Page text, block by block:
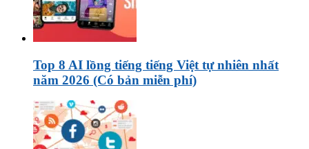
Top 8 AI lồng tiếng tiếng Việt tự nhiên nhất
năm 2026 (Có bản miễn phí)